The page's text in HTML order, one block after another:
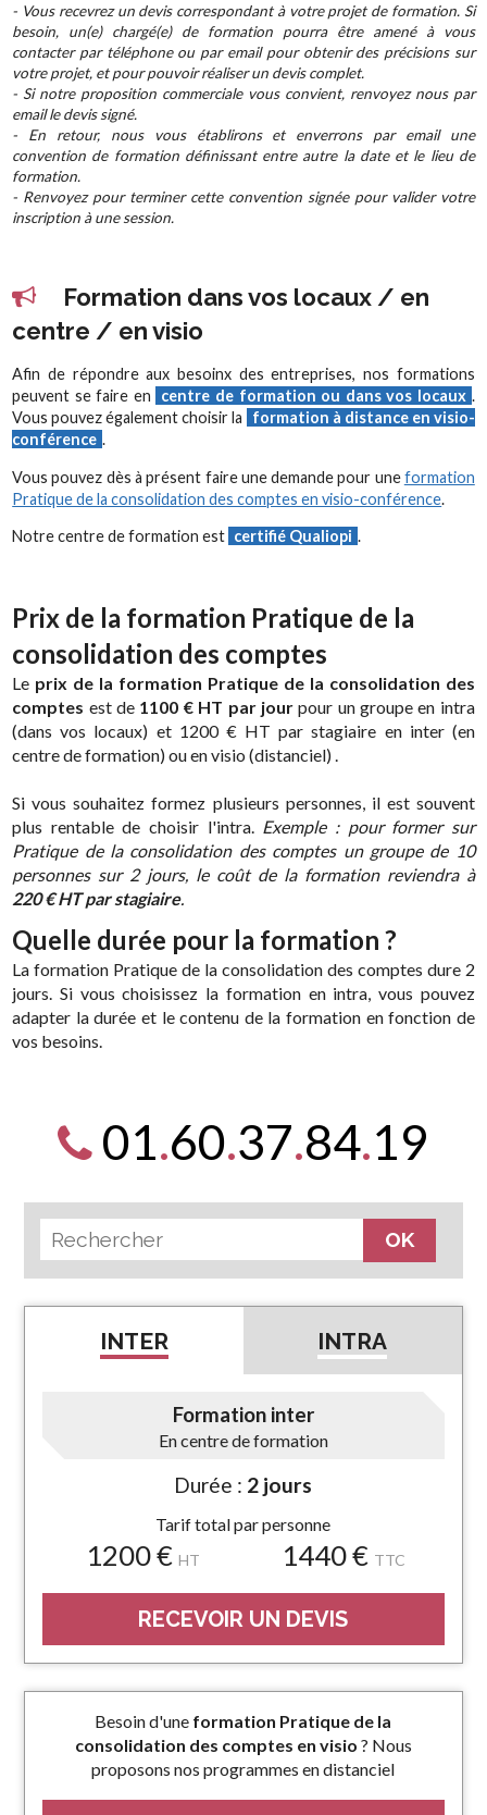
- Vous recevrez un devis correspondant à votre projet de formation. Si
besoin, un(e) chargé(e) de formation pourra être amené à vous
contacter par téléphone ou par email pour obtenir des précisions sur
votre projet, et pour pouvoir réaliser un devis complet.
- Si notre proposition commerciale vous convient, renvoyez nous par
email le devis signé.
- En retour, nous vous établirons et enverrons par email une
convention de formation définissant entre autre la date et le lieu de
formation.
- Renvoyez pour terminer cette convention signée pour valider votre
inscription à une session.
Formation dans vos locaux / en
centre / en visio
Afin de répondre aux besoinx des entreprises, nos formations
peuvent se faire en
centre de formation ou dans vos locaux .
Vous pouvez également choisir la
formation à distance en visio-
conférence .
Vous pouvez dès à présent faire une demande pour uneformation
Pratique de la consolidation des comptes en visio-conférence.
Notre centre de formation est certifié Qualiopi .
Prix de la formation Pratique de la
consolidation des comptes
Le prix de la formation Pratique de la consolidation des
comptes est de 1100 € HT par jourpour un groupe en intra
(dans vos locaux) et 1200 € HT par stagiaire en inter (en
centre de formation) ou en visio (distanciel) .
Si vous souhaitez formez plusieurs personnes, il est souvent
plus rentable de choisir l'intra. Exemple : pour former sur
Pratique de la consolidation des comptes un groupe de 10
personnes sur 2 jours, le coût de la formation reviendra à
220 € HT par stagiaire.
Quelle durée pour la formation ?
La formation Pratique de la consolidation des comptes dure 2
jours. Si vous choisissez la formation en intra, vous pouvez
adapter la durée et le contenu de la formation en fonction de
vos besoins.
01.60.37.84.19
INTER INTRA
Formation inter
En centre de formation
Durée : 2 jours
Tarif total par personne
1200 €HT 1440 € TTC
RECEVOIR UN DEVIS
Besoin d'une formation Pratique de la
consolidation des comptes en visio ? Nous
proposons nos programmes en distanciel